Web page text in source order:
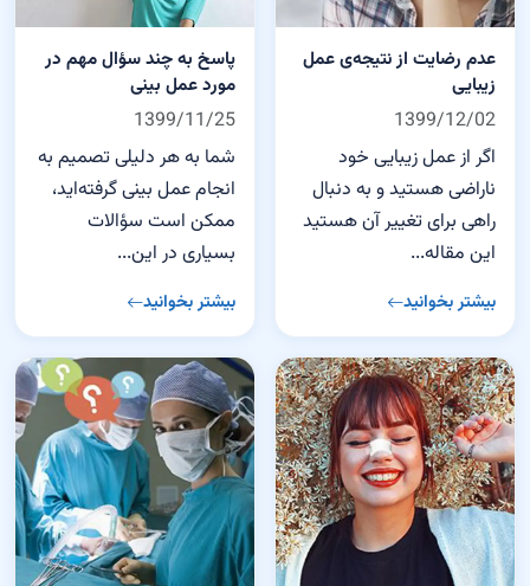
عدم رضایت از نتیجه‌ی عمل
زیبایی
1399/12/02
اگر از عمل زیبایی خود
ناراضی هستید و به دنبال
راهی برای تغییر آن هستید
این مقاله...
بیشتر بخوانید
پاسخ به چند سؤال مهم در
مورد عمل بینی
1399/11/25
شما به هر دلیلی تصمیم به
انجام عمل بینی گرفته‌اید،
ممکن است سؤالات
بسیاری در این...
بیشتر بخوانید